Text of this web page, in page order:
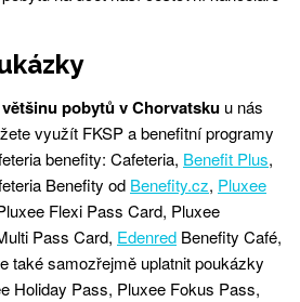
většinu pobytů v Chorvatsku u nás
využít FKSP a benefitní programy
benefity: Cafeteria, Benefit Plus,
Benefity od Benefity.cz, Pluxee
Flexi Pass Card, Pluxee
Pass Card, Edenred Benefity Café,
také samozřejmě uplatnit poukázky
Holiday Pass, Pluxee Fokus Pass,